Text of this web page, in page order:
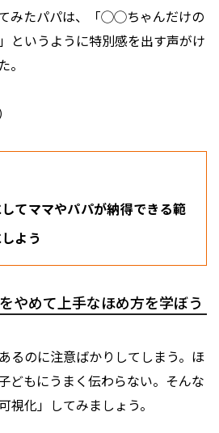
みたパパは、「◯◯ちゃんだけの
というように特別感を出す声がけ
てママやパパが納得できる範
よう
やめて上手なほめ方を学ぼう
るのに注意ばかりしてしまう。ほ
どもにうまく伝わらない。そんな
視化」してみましょう。